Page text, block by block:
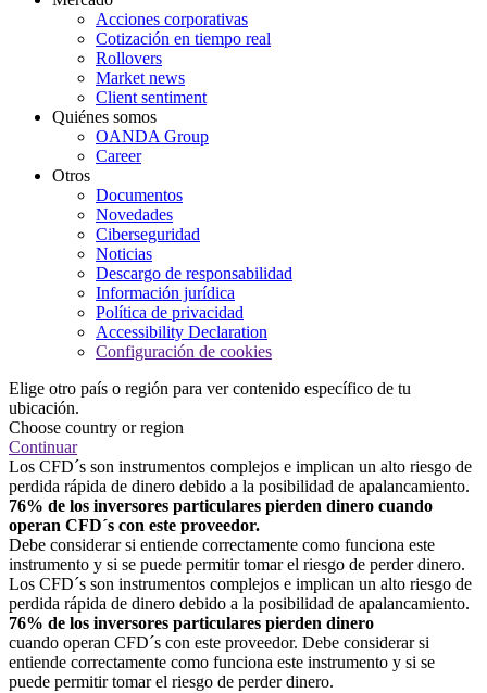
Acciones corporativas
Cotización en tiempo real
Rollovers
Market news
Client sentiment
Quiénes somos
OANDA Group
Career
Otros
Documentos
Novedades
Ciberseguridad
Noticias
Descargo de responsabilidad
Información jurídica
Política de privacidad
Accessibility Declaration
Configuración de cookies
Elige otro país o región para ver contenido específico de tu
ubicación.
Choose country or region
Continuar
Los CFD´s son instrumentos complejos e implican un alto riesgo de
perdida rápida de dinero debido a la posibilidad de apalancamiento.
76% de los inversores particulares pierden dinero cuando
operan CFD´s con este proveedor.
Debe considerar si entiende correctamente como funciona este
instrumento y si se puede permitir tomar el riesgo de perder dinero.
Los CFD´s son instrumentos complejos e implican un alto riesgo de
perdida rápida de dinero debido a la posibilidad de apalancamiento.
76% de los inversores particulares pierden dinero
cuando operan CFD´s con este proveedor. Debe considerar si
entiende correctamente como funciona este instrumento y si se
puede permitir tomar el riesgo de perder dinero.